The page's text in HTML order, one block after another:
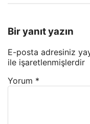
Bir yanıt yazın
E-posta adresiniz
ile işaretlenmişlerdir
Yorum *